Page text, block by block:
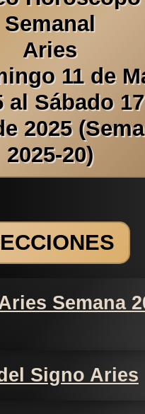
Semanal
Aries
11 de
al Sábado
2025
2025-20)
Semana
Signo Aries